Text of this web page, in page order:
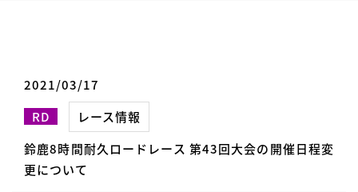
2021/03/17
RD
レース情報
鈴鹿8時間耐久ロードレース 第43回大会の開催日程変
更について